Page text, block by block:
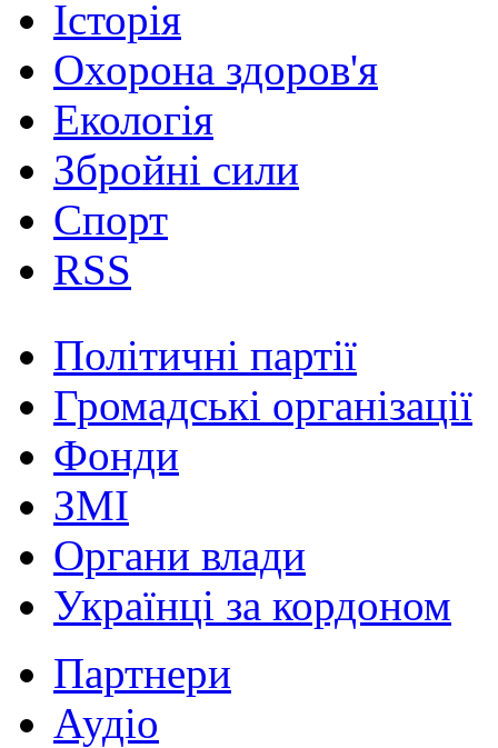
Історія
Охорона здоров'я
Екологія
Збройні сили
Спорт
RSS
Політичні партії
Громадські організації
Фонди
ЗМІ
Органи влади
Українці за кордоном
Партнери
Аудіо